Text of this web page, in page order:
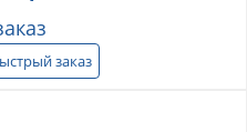
заказ